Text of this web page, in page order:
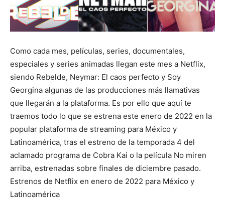
Como cada mes, películas, series, documentales,
especiales y series animadas llegan este mes a Netflix,
siendo Rebelde, Neymar: El caos perfecto y Soy
Georgina algunas de las producciones más llamativas
que llegarán a la plataforma. Es por ello que aquí te
traemos todo lo que se estrena este enero de 2022 en la
popular plataforma de streaming para México y
Latinoamérica, tras el estreno de la temporada 4 del
aclamado programa de Cobra Kai o la película No miren
arriba, estrenadas sobre finales de diciembre pasado.
Estrenos de Netflix en enero de 2022 para México y
Latinoamérica